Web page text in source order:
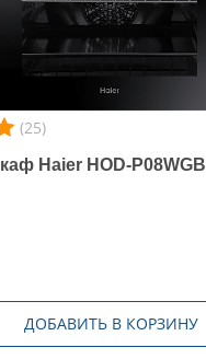
(25)
Haier HOD-P08WGB
ДОБАВИТЬ В КОРЗИНУ